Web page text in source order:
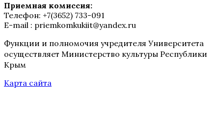
Приемная комиссия:
Телефон: +7(3652) 733-091
E-mail : priemkomkukiit@yandex.ru
Функции и полномочия учредителя Университета
осуществляет Министерство культуры Республики
Крым
Карта сайта